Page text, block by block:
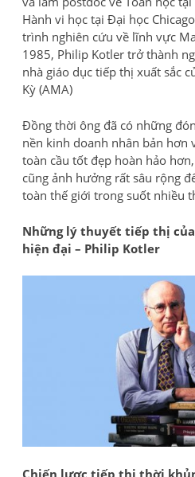
Hành vi học tại Đại học
trình nghiên cứu về lĩnh vực
1985, Philip Kotler trở thành
nhà giáo dục tiếp thị xuất sắc
Kỳ (AMA)
Đồng thời ông đã có những
nền kinh doanh nhân bản hơn
toàn cầu tốt đẹp hoàn hảo
cũng ảnh hưởng rất sâu rộng
toàn thế giới trong suốt nhiều
Những lý thuyết tiếp thị
hiện đại – Philip Kotler